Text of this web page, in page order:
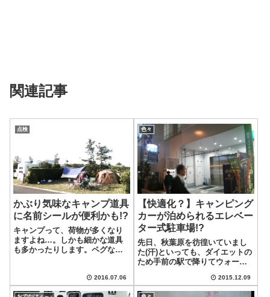
関連記事
点検
かぶり気味なキャンプ道具
に名前シールが便利かも!?
キャンプって、荷物が多くなり
ますよね…。しかも細かな道具
も多かったりします。ペグなん
ことになり、自分のかどうかさ
え判断できないことが…。みな
2016.07.06
色々
【快適化？】キャンピング
カーが泊められるエレベー
ター式駐車場!?
先日、秋葉原を彷徨いていまし
た(汗)といっても、ダイエットの
ため手前の駅で降りてウォーキ
に仕事が終わって、時間が有り
そうなときは、こうやって手前
2015.12.09